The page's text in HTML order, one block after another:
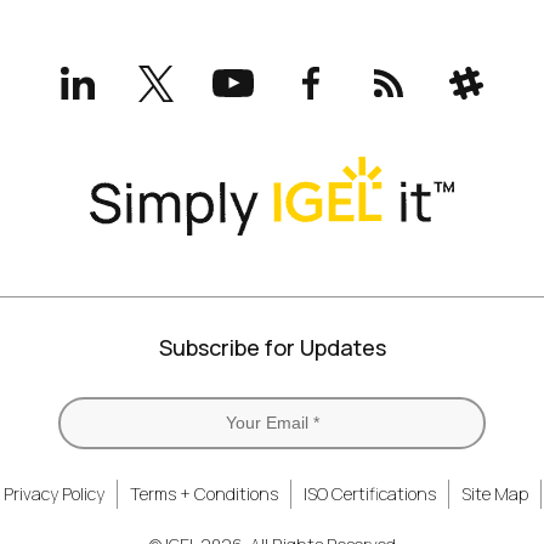
LinkedInX
(formerly
Twitter)
YouTubeFacebookRSS Slack
Subscribe for Updates
Privacy Policy Terms + Conditions ISO Certifications Site Map